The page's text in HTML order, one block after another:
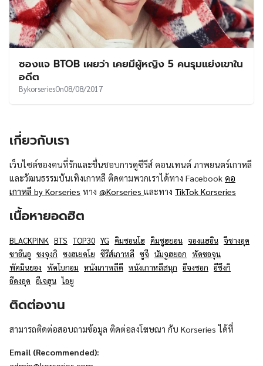
ซองแจ BTOB เผยว่า เคยมีผู้หญิง 5 คนรุมแย่งเขาใน
อดีต
BykorseriesOn08/08/2017
เกี่ยวกับเรา
เว็บไซต์ของคนที่รักและชื่นชอบการดูซีรีส์ คอนเทนต์ ภาพยนตร์เกาหลี
และวัฒนธรรมบันเทิงเกาหลี ติดตามพวกเราได้ทาง Facebook คอ
เกาหลี by Korseries ทาง @Korseries และทาง TikTok Korseries
เนื้อหายอดฮิต
BLACKPINK BTS TOP30 YG คิมซอนโฮ คิมซูฮยอน จองแฮอิน จีชางอุค
ชาอึนอู ซงจุงกิ ซงฮเยคโย ซีรีส์เกาหลี ซูจี นัมจูฮยอก พัคซอจุน
พัคมินยอง พัคโบกอม หนังเกาหลีดี หนังเกาหลีสนุก อีจงซอก อีซึงกิ
อีดงอุค อีเจฮุน ไอยู
ติดต่องาน
สามารถติดต่อสอบถามข้อมูล ติดต่อลงโฆษณา กับ Korseries ได้ที่
Email (Recommended):